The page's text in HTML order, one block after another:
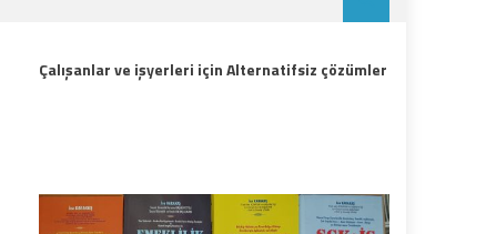
Çalışanlar ve işyerleri için Alternatifsiz çözümler